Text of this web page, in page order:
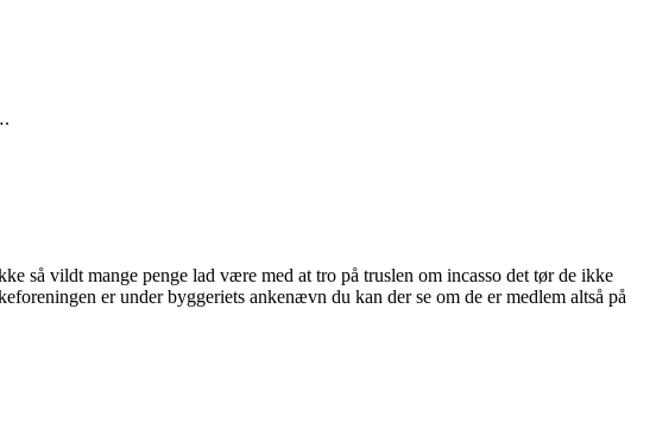
så vildt mange penge lad være med at tro på truslen om incasso det tør de ikke
er under byggeriets ankenævn du kan der se om de er medlem altså på